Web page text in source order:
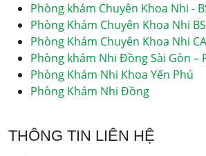
Phòng khám Chuyên Khoa Nhi -
Phòng Khám Chuyên Khoa Nhi
Phòng Khám Chuyên Khoa Nhi
Phòng khám Nhi Đồng Sài Gòn –
Phòng Khám Nhi Khoa Yến Phú
Phòng Khám Nhi Đồng
THÔNG TIN LIÊN HỆ